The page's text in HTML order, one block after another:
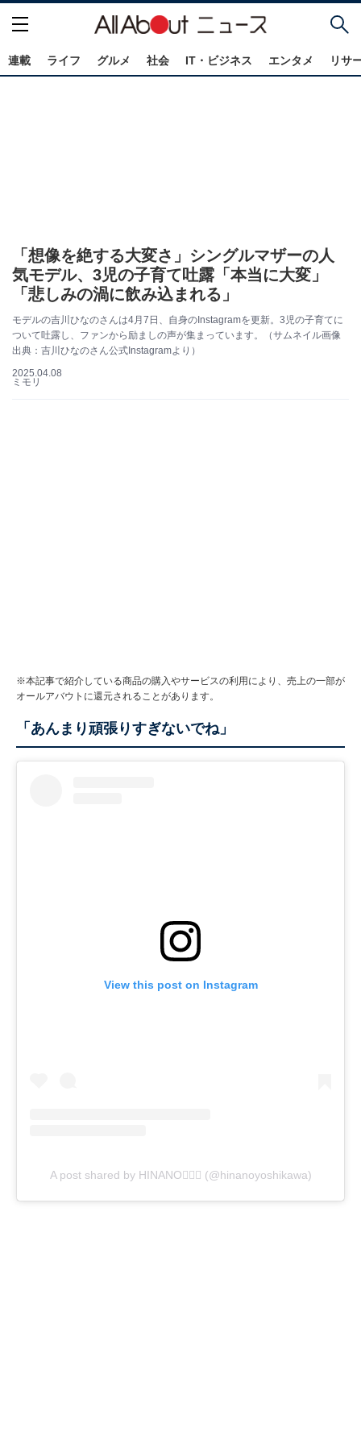
連載 ライフ グルメ 社会 IT・ビジネス エンタメ リサ
「想像を絶する大変さ」シングルマザーの人
気モデル、3児の子育て吐露「本当に大変」
「悲しみの渦に飲み込まれる」
モデルの吉川ひなのさんは4月7日、自身のInstagramを更新。3児の子育てに
ついて吐露し、ファンから励ましの声が集まっています。（サムネイル画像
出典：吉川ひなのさん公式Instagramより）
2025.04.08
ミモリ
※本記事で紹介している商品の購入やサービスの利用により、売上の一部が
オールアバウトに還元されることがあります。
「あんまり頑張りすぎないでね」
View this post on Instagram
A post shared by HINANO🧘🏽‍♀️ (@hinanoyoshikawa)